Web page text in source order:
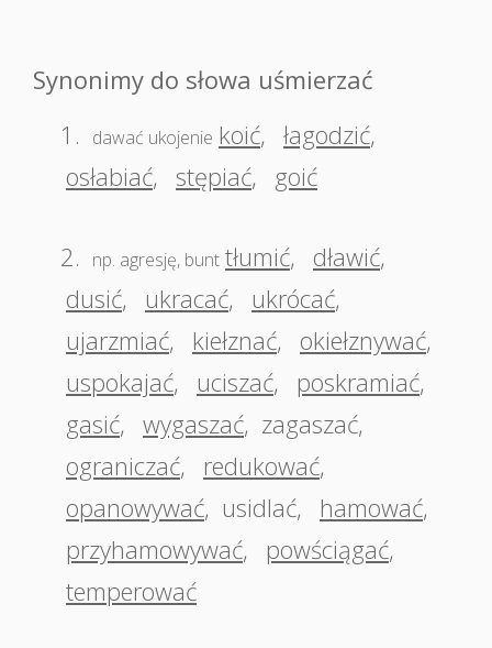
Synonimy do słowa uśmierzać
1.
dawać ukojenie koić, łagodzić,
osłabiać, stępiać, goić
2. np. agresję, bunt tłumić, dławić,
dusić, ukracać, ukrócać,
ujarzmiać, kiełznać, okiełznywać,
uspokajać, uciszać, poskramiać,
gasić, wygaszać, zagaszać,
ograniczać, redukować,
opanowywać, usidlać, hamować,
przyhamowywać, powściągać,
temperować